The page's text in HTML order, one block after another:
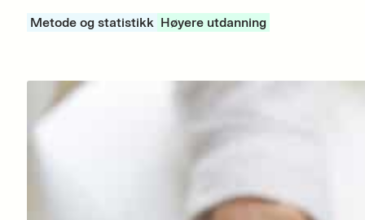
Metode og statistikk Høyere utdanning